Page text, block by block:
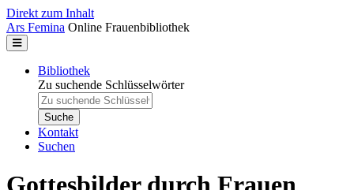
Direkt zum Inhalt
Ars Femina Online Frauenbibliothek
Bibliothek
Zu suchende Schlüsselwörter
Kontakt
Suchen